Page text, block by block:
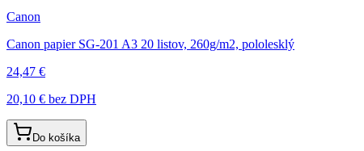
Canon
Canon papier SG-201 A3 20 listov, 260g/m2, pololesklý
24,47 €
20,10 € bez DPH
Do košíka